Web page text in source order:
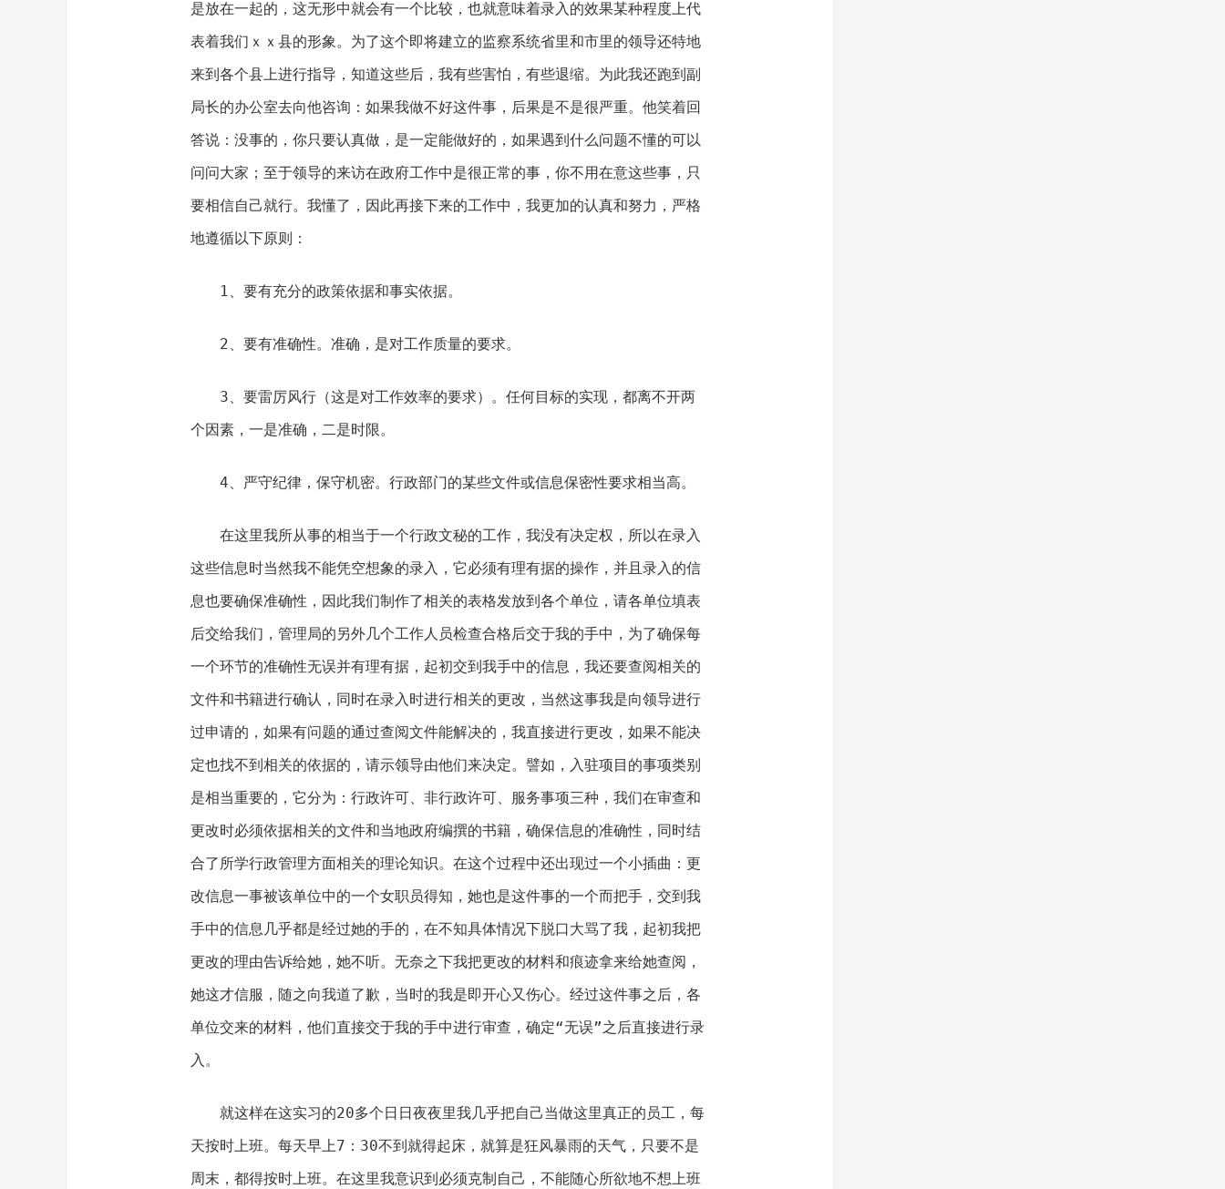
是放在一起的，这无形中就会有一个比较，也就意味着录入的效果某种程度上代
表着我们ｘｘ县的形象。为了这个即将建立的监察系统省里和市里的领导还特地
来到各个县上进行指导，知道这些后，我有些害怕，有些退缩。为此我还跑到副
局长的办公室去向他咨询：如果我做不好这件事，后果是不是很严重。他笑着回
答说：没事的，你只要认真做，是一定能做好的，如果遇到什么问题不懂的可以
问问大家；至于领导的来访在政府工作中是很正常的事，你不用在意这些事，只
要相信自己就行。我懂了，因此再接下来的工作中，我更加的认真和努力，严格
地遵循以下原则：
1、要有充分的政策依据和事实依据。
2、要有准确性。准确，是对工作质量的要求。
3、要雷厉风行（这是对工作效率的要求）。任何目标的实现，都离不开两
个因素，一是准确，二是时限。
4、严守纪律，保守机密。行政部门的某些文件或信息保密性要求相当高。
在这里我所从事的相当于一个行政文秘的工作，我没有决定权，所以在录入
这些信息时当然我不能凭空想象的录入，它必须有理有据的操作，并且录入的信
息也要确保准确性，因此我们制作了相关的表格发放到各个单位，请各单位填表
后交给我们，管理局的另外几个工作人员检查合格后交于我的手中，为了确保每
一个环节的准确性无误并有理有据，起初交到我手中的信息，我还要查阅相关的
文件和书籍进行确认，同时在录入时进行相关的更改，当然这事我是向领导进行
过申请的，如果有问题的通过查阅文件能解决的，我直接进行更改，如果不能决
定也找不到相关的依据的，请示领导由他们来决定。譬如，入驻项目的事项类别
是相当重要的，它分为：行政许可、非行政许可、服务事项三种，我们在审查和
更改时必须依据相关的文件和当地政府编撰的书籍，确保信息的准确性，同时结
合了所学行政管理方面相关的理论知识。在这个过程中还出现过一个小插曲：更
改信息一事被该单位中的一个女职员得知，她也是这件事的一个而把手，交到我
手中的信息几乎都是经过她的手的，在不知具体情况下脱口大骂了我，起初我把
更改的理由告诉给她，她不听。无奈之下我把更改的材料和痕迹拿来给她查阅，
她这才信服，随之向我道了歉，当时的我是即开心又伤心。经过这件事之后，各
单位交来的材料，他们直接交于我的手中进行审查，确定“无误”之后直接进行录
入。
就这样在这实习的20多个日日夜夜里我几乎把自己当做这里真正的员工，每
天按时上班。每天早上7：30不到就得起床，就算是狂风暴雨的天气，只要不是
周末，都得按时上班。在这里我意识到必须克制自己，不能随心所欲地不想上班